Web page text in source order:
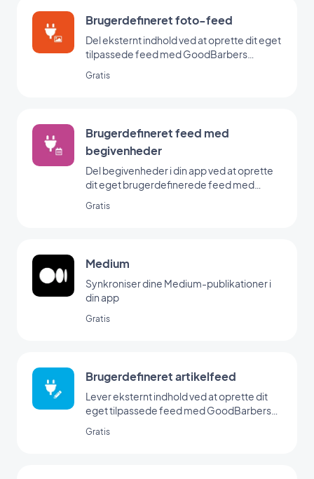
Brugerdefineret foto-feed
Del eksternt indhold ved at oprette dit eget
tilpassede feed med GoodBarbers
Gratis
Brugerdefineret feed med
begivenheder
Del begivenheder i din app ved at oprette
dit eget brugerdefinerede feed med
Gratis
Medium
Synkroniser dine Medium-publikationer i
din app
Gratis
Brugerdefineret artikelfeed
Lever eksternt indhold ved at oprette dit
eget tilpassede feed med GoodBarbers
Gratis